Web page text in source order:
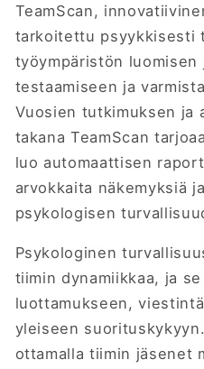
TeamScan,
tarkoitettu psyykkisesti
työympäristön luomisen
testaamiseen ja
Vuosien tutkimuksen ja
takana TeamScan
luo automaattisen
arvokkaita näkemyksiä
psykologisen
Psykologinen
tiimin dynamiikkaa, ja
luottamukseen,
yleiseen
ottamalla tiimin jäsenet